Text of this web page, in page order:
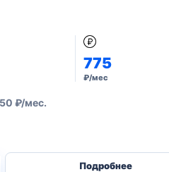
775
₽/мес
₽/мес.
Подробнее